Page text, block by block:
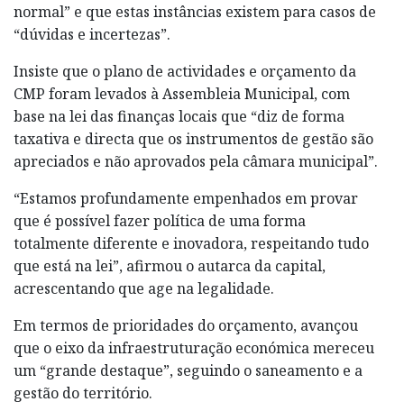
normal” e que estas instâncias existem para casos de
“dúvidas e incertezas”.
Insiste que o plano de actividades e orçamento da
CMP foram levados à Assembleia Municipal, com
base na lei das finanças locais que “diz de forma
taxativa e directa que os instrumentos de gestão são
apreciados e não aprovados pela câmara municipal”.
“Estamos profundamente empenhados em provar
que é possível fazer política de uma forma
totalmente diferente e inovadora, respeitando tudo
que está na lei”, afirmou o autarca da capital,
acrescentando que age na legalidade.
Em termos de prioridades do orçamento, avançou
que o eixo da infraestruturação económica mereceu
um “grande destaque”, seguindo o saneamento e a
gestão do território.